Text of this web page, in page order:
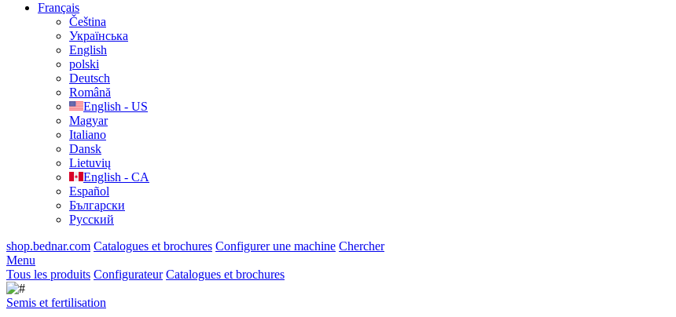
Français
Čeština
Українська
English
polski
Deutsch
Română
English - US
Magyar
Italiano
Dansk
Lietuvių
English - CA
Español
Български
Русский
shop.bednar.com Catalogues et brochures Configurer une machine Chercher
Menu
Tous les produits Configurateur Catalogues et brochures
Semis et fertilisation